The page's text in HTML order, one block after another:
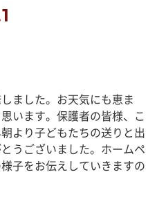
ました。お天気にも恵ま
います。保護者の皆様、こ
より子どもたちの送りと出
うございました。ホームペ
子をお伝えしていきますの